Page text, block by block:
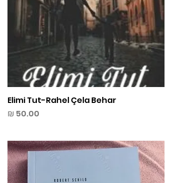
תצוגה מהירה
Elimi Tut-Rahel Çela Behar
מחיר